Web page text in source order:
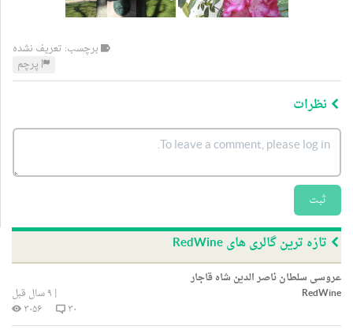
برچسب: تعریف نشده
پرچم
نظرات
ثبت
تازه ترین گالری های RedWine
عروسی سلطان ناصر الدین شاه قاجار
RedWine
| ۹ سال قبل
۳۰
۳۰۵۶